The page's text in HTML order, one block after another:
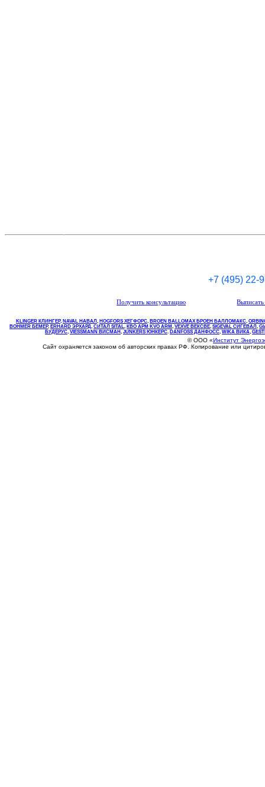
+7 (495) 22-
Получить консультацию
KLINGER КЛИНГЕР, NAVAL НАВАЛ , НOGFORS ХЕГФОРС, BROEN BALLOMAX БРОЕН БАЛЛОМАКС,
BOHMER БЕМЕР, ERHARD ЭРХАРД, СИТАЛ SITAL, КВО АРМ KVO ARM, VEXVE ВЕКСВЕ, SIGEVAL СИГЕВАЛ ,
БУДЕРУС, VIESSMANN ВИСМАН , JUNKERS ЮНКЕРС. DANFOSS ДАНФОСС, WIKA ВИКА,
© ООО «Институт
Сайт охраняется законом об авторских правах РФ. Копирование или